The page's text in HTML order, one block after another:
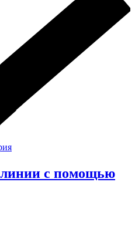
с помощью